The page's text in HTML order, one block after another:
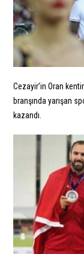
Cezayir’in Oran
branşında yarışan
kazandı.